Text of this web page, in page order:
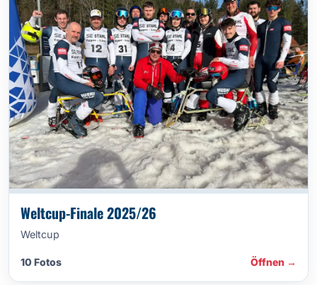
Weltcup-Finale 2025/26
Weltcup
10 Fotos Öffnen →